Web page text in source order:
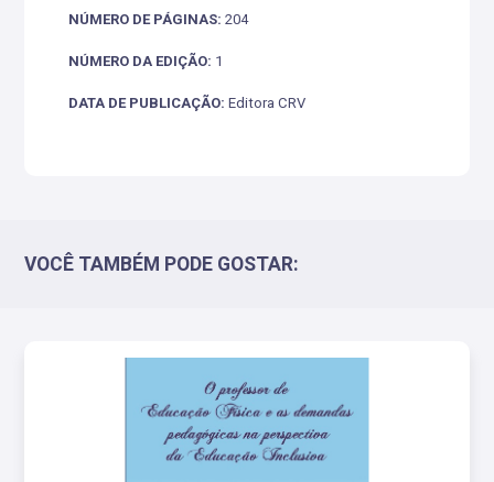
NÚMERO DE PÁGINAS: 204
NÚMERO DA EDIÇÃO: 1
DATA DE PUBLICAÇÃO: Editora CRV
VOCÊ TAMBÉM PODE GOSTAR: